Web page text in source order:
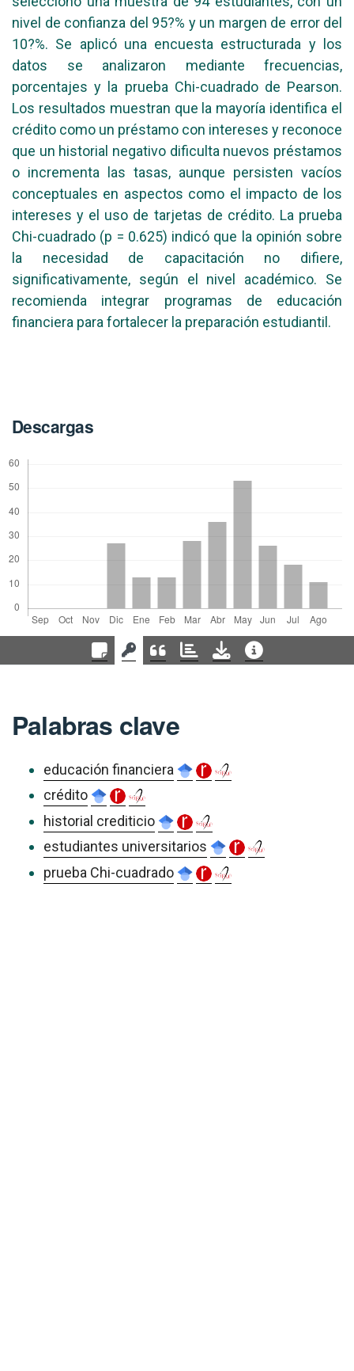
nivel de confianza del 95?% y un margen de error del
10?%. Se aplicó una encuesta estructurada y los
datos se analizaron mediante frecuencias,
porcentajes y la prueba Chi-cuadrado de Pearson.
Los resultados muestran que la mayoría identifica el
crédito como un préstamo con intereses y reconoce
que un historial negativo dificulta nuevos préstamos
o incrementa las tasas, aunque persisten vacíos
conceptuales en aspectos como el impacto de los
intereses y el uso de tarjetas de crédito. La prueba
Chi-cuadrado (p = 0.625) indicó que la opinión sobre
la necesidad de capacitación no difiere,
significativamente, según el nivel académico. Se
recomienda integrar programas de educación
financiera para fortalecer la preparación estudiantil.
Descargas
Palabras clave
educación financiera
crédito
historial crediticio
estudiantes universitarios
prueba Chi-cuadrado